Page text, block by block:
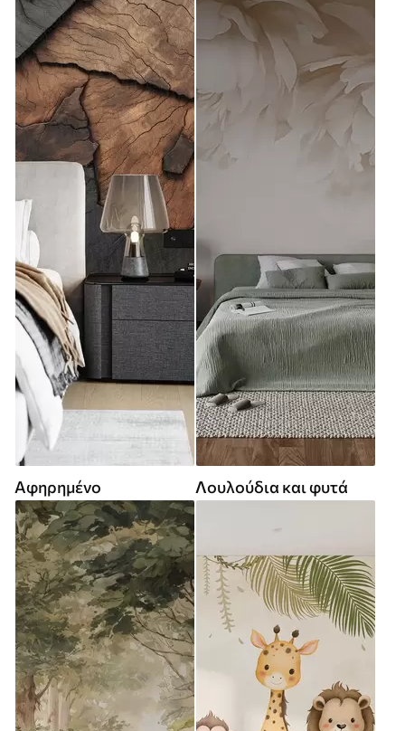
Αφηρημένο Λουλούδια και φυτά